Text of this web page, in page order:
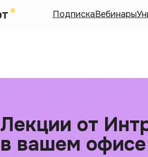
ПодпискаВебинары
Лекции от
в вашем офисе